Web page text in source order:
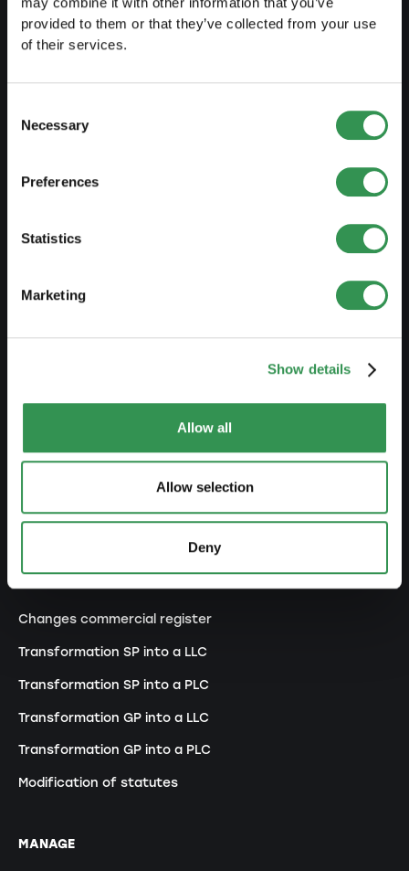
provided to them or that they’ve collected from your use
of their services.
Selection
Necessary
Preferences
Statistics
Marketing
Show details
Allow all
Allow selection
Deny
PREPARE
Fiscal aspects
Legal forms overview
Set up a general proprietorship
Set up an association
Set up a branch office
MODIFY
Changes commercial register
Transformation SP into a LLC
Transformation SP into a PLC
Transformation GP into a LLC
Transformation GP into a PLC
Modification of statutes
MANAGE